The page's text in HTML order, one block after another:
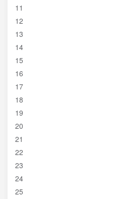
11
12
13
14
15
16
17
18
19
20
21
22
23
24
25